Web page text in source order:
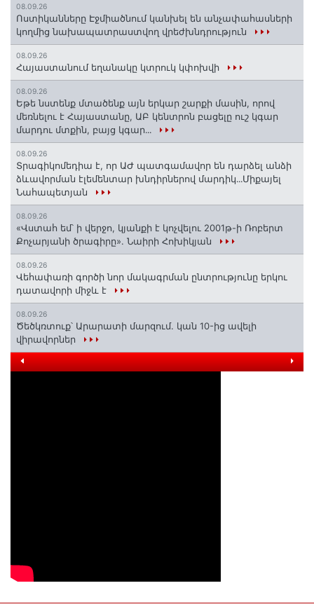
08.09.26
Ոստիկանները Էջմիածնում կանխել են անչափահասների
կողմից նախապատրաստվող վրեժխնդրություն
08.09.26
Հայաստանում եղանակը կտրուկ կփոխվի
08.09.26
Եթե նստենք մտածենք այն երկար շարքի մասին, որով
մեռնելու է Հայաստանը, ԱԲ կենտրոն բացելը ուշ կգար
մարդու մտքին, բայց կգար․․․
08.09.26
Տրագիկոմեդիա է, որ ԱԺ պատգամավոր են դարձել անձի
ձևավորման էլեմենտար խնդիրներով մարդիկ․․․Միքայել
Նահապետյան
08.09.26
«Վստահ եմ՝ ի վերջո, կյանքի է կոչվելու 2001թ-ի Ռոբերտ
Քոչարյանի ծրագիրը». Նաիրի Հոխիկյան
08.09.26
Վեհափառի գործի նոր մակագրման ընտրությունը երկու
դատավորի միջև է
08.09.26
Ծեծկռտուք՝ Արարատի մարզում. կան 10-ից ավելի
վիրավորներ